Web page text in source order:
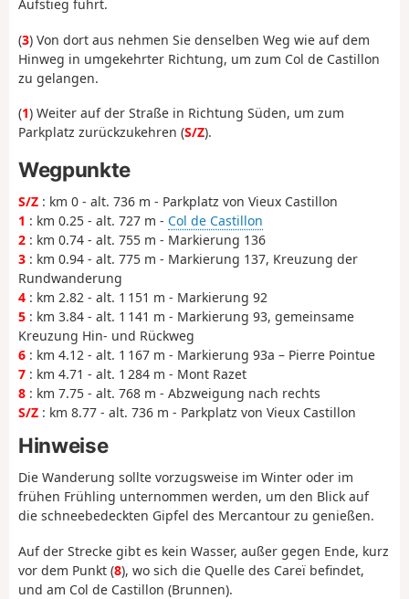
Aufstieg führt.
(3) Von dort aus nehmen Sie denselben Weg wie auf dem
Hinweg in umgekehrter Richtung, um zum Col de Castillon
zu gelangen.
(1) Weiter auf der Straße in Richtung Süden, um zum
Parkplatz zurückzukehren (S/Z).
Wegpunkte
S/Z : km 0 - alt. 736 m - Parkplatz von Vieux Castillon
1 : km 0.25 - alt. 727 m - Col de Castillon
2 : km 0.74 - alt. 755 m - Markierung 136
3 : km 0.94 - alt. 775 m - Markierung 137, Kreuzung der
Rundwanderung
4 : km 2.82 - alt. 1 151 m - Markierung 92
5 : km 3.84 - alt. 1 141 m - Markierung 93, gemeinsame
Kreuzung Hin- und Rückweg
6 : km 4.12 - alt. 1 167 m - Markierung 93a – Pierre Pointue
7 : km 4.71 - alt. 1 284 m - Mont Razet
8 : km 7.75 - alt. 768 m - Abzweigung nach rechts
S/Z : km 8.77 - alt. 736 m - Parkplatz von Vieux Castillon
Hinweise
Die Wanderung sollte vorzugsweise im Winter oder im
frühen Frühling unternommen werden, um den Blick auf
die schneebedeckten Gipfel des Mercantour zu genießen.
Auf der Strecke gibt es kein Wasser, außer gegen Ende, kurz
vor dem Punkt (8), wo sich die Quelle des Careï befindet,
und am Col de Castillon (Brunnen).